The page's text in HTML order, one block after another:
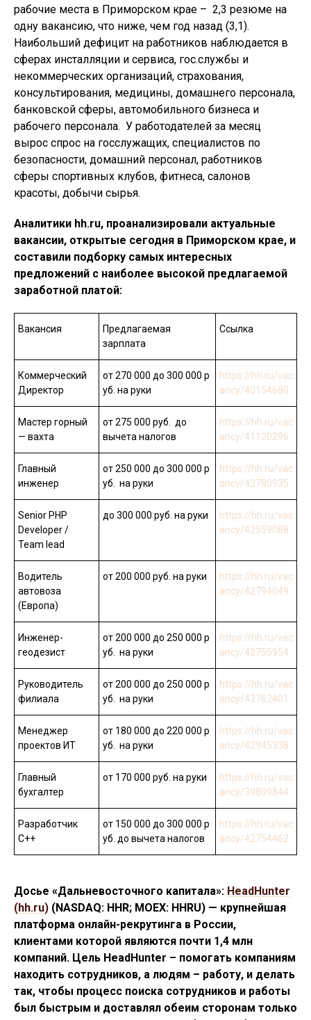
рабочие места в Приморском крае – 2,3 резюме на
одну вакансию, что ниже, чем год назад (3,1).
Наибольший дефицит на работников наблюдается в
сферах инсталляции и сервиса, гос.службы и
некоммерческих организаций, страхования,
консультирования, медицины, домашнего персонала,
банковской сферы, автомобильного бизнеса и
рабочего персонала. У работодателей за месяц
вырос спрос на госслужащих, специалистов по
безопасности, домашний персонал, работников
сферы спортивных клубов, фитнеса, салонов
красоты, добычи сырья.
Аналитики hh.ru, проанализировали актуальные
вакансии, открытые сегодня в Приморском крае, и
составили подборку самых интересных
предложений с наиболее высокой предлагаемой
заработной платой:
Вакансия
Предлагаемая
зарплата
Ссылка
Коммерческий
Директор
от 270 000 до 300 000 р
уб. на руки
https://hh.ru/vac
ancy/40154680
Мастер горный
— вахта
от 275 000 руб. до
вычета налогов
https://hh.ru/vac
ancy/41120296
Главный
инженер
от 250 000 до 300 000 р
уб. на руки
https://hh.ru/vac
ancy/42780935
Senior PHP
Developer /
Team lead
до 300 000 руб. на руки
https://hh.ru/vac
ancy/42559088
Водитель
автовоза
(Европа)
от 200 000 руб. на руки
https://hh.ru/vac
ancy/42794049
Инженер-
геодезист
от 200 000 до 250 000 р
уб. на руки
https://hh.ru/vac
ancy/42755954
Руководитель
филиала
от 200 000 до 250 000 р
уб. на руки
https://hh.ru/vac
ancy/42762401
Менеджер
проектов ИТ
от 180 000 до 220 000 р
уб. на руки
https://hh.ru/vac
ancy/42945338
Главный
бухгалтер
от 170 000 руб. на руки
https://hh.ru/vac
ancy/39809844
Разработчик
С++
от 150 000 до 300 000 р
уб. до вычета налогов
https://hh.ru/vac
ancy/42754462
Досье «Дальневосточного капитала»: HeadHunter
(hh.ru) (NASDAQ: HHR; MOEX: HHRU) — крупнейшая
платформа онлайн-рекрутинга в России,
клиентами которой являются почти 1,4 млн
компаний. Цель HeadHunter – помогать компаниям
находить сотрудников, а людям – работу, и делать
так, чтобы процесс поиска сотрудников и работы
был быстрым и доставлял обеим сторонам только